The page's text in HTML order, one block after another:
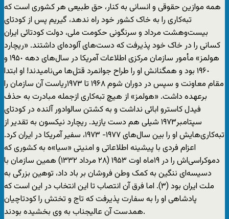
همه موازین حقوقی و انسانی به کنار، حق طبیعی هر کشوری است که
تبه‌کاری را به خاک کشور خود راه ندهد، گیریم پس از کودتای
بیست‌وهشت مرداد و سرنگونی حکومت ملی، دولت کودتائی ایران
کسانی را در خاک خود پذیرفت که دست‌های آلوده‌ای داشتند. «ریچارد
هولمز» مأمور سازمان مرکزی اطلاعات آمریکا در سال‌های دهه ١٩۵٠ و
١٩۶٠ بود و همگنانش او را طراح جوانمرد قتل‌ها می‌نامیدند! او ابتدا
مقام معاونت و سپس در دوران شوم ١٩۶٨ تا ١٩۷٣ریاست آن سازمان را
برعهده داشت. «هولمز» از هیچ تبه‌کاری ازجمله مبادرت به حذف
فیدل کاسترو ابائی نداشت و به کشتن سالوادور آلنده در کودتای
سپتامبر١٩۷٣ شیلی هم دست یازید. ریچارد نیکسون به تقدیر از
تبه‌کاری‌هایش او را بین سال‌های ١٩٧٧- ١٩۷٣، سفیر آمریکا در ایران کرد.
اعزام فردی با پیشینه اطلاعاتی و امنیتی «سیا»ه به کشوری که
دموکراسی‌اش را در ١٩ماه اوت ١٩۵٣ (٢٨ مرداد ١٣٣٢) همین سازمان با
دسیسه‌ای ننگین به کمک وطن فروشان بر باد داد، توهین بزرگی به
ملت ایران بود (٣). اما فرق آن انتصاب تا این انتخاب در این است که
پادشاهی او را به سفارت پذیرفت که تاج و تختش را کودتاچیان
همدست آن عالیجناب به وی بخشیده بودند.